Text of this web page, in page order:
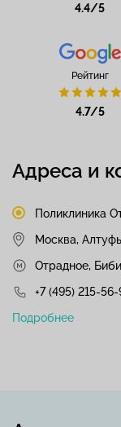
4.4/5
Рейтинг
4.7/5
Адреса и
Поликлиника
Москва,
Отрадное,
+7 (495) 215-
Подробнее